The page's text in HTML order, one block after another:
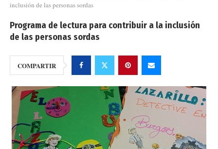
inclusión de las personas sordas
Programa de lectura para contribuir a la inclusión
de las personas sordas
COMPARTIR